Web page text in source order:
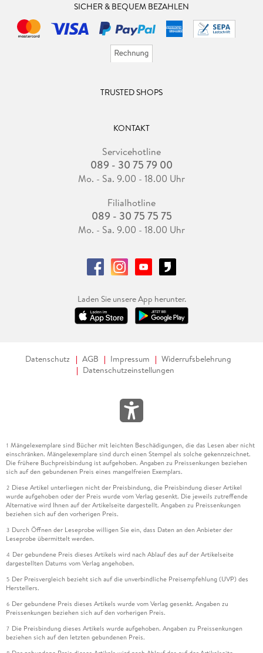
SICHER & BEQUEM BEZAHLEN
TRUSTED SHOPS
KONTAKT
Servicehotline
089 - 30 75 79 00
Mo. - Sa. 9.00 - 18.00 Uhr
Filialhotline
089 - 30 75 75 75
Mo. - Sa. 9.00 - 18.00 Uhr
Laden Sie unsere App herunter.
Datenschutz AGB Impressum
Widerrufsbelehrung
Datenschutzeinstellungen
1 Mängelexemplare sind Bücher mit leichten Beschädigungen, die das Lesen aber nicht
einschränken. Mängelexemplare sind durch einen Stempel als solche gekennzeichnet.
Die frühere Buchpreisbindung ist aufgehoben. Angaben zu Preissenkungen beziehen
sich auf den gebundenen Preis eines mangelfreien Exemplars.
2 Diese Artikel unterliegen nicht der Preisbindung, die Preisbindung dieser Artikel
wurde aufgehoben oder der Preis wurde vom Verlag gesenkt. Die jeweils zutreffende
Alternative wird Ihnen auf der Artikelseite dargestellt. Angaben zu Preissenkungen
beziehen sich auf den vorherigen Preis.
3 Durch Öffnen der Leseprobe willigen Sie ein, dass Daten an den Anbieter der
Leseprobe übermittelt werden.
4 Der gebundene Preis dieses Artikels wird nach Ablauf des auf der Artikelseite
dargestellten Datums vom Verlag angehoben.
5 Der Preisvergleich bezieht sich auf die unverbindliche Preisempfehlung (UVP) des
Herstellers.
6 Der gebundene Preis dieses Artikels wurde vom Verlag gesenkt. Angaben zu
Preissenkungen beziehen sich auf den vorherigen Preis.
7 Die Preisbindung dieses Artikels wurde aufgehoben. Angaben zu Preissenkungen
beziehen sich auf den letzten gebundenen Preis.